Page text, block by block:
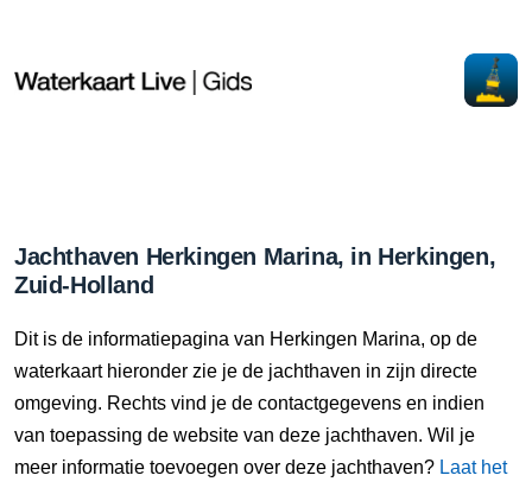
Jachthaven Herkingen Marina, in Herkingen,
Zuid-Holland
Dit is de informatiepagina van Herkingen Marina, op de
waterkaart hieronder zie je de jachthaven in zijn directe
omgeving. Rechts vind je de contactgegevens en indien
van toepassing de website van deze jachthaven. Wil je
meer informatie toevoegen over deze jachthaven? Laat het